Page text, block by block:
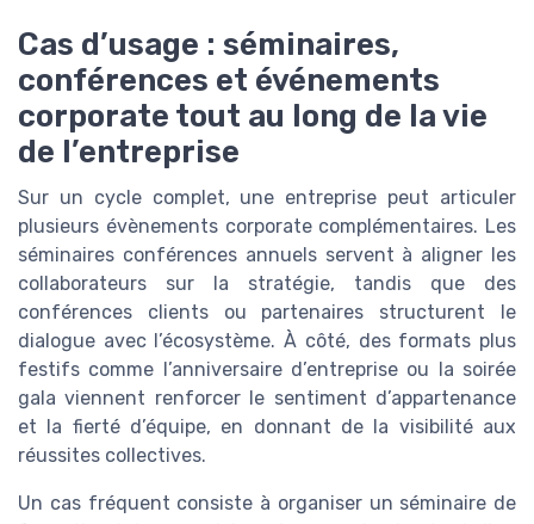
Cas d’usage : séminaires,
conférences et événements
corporate tout au long de la vie
de l’entreprise
Sur un cycle complet, une entreprise peut articuler
plusieurs évènements corporate complémentaires. Les
séminaires conférences annuels servent à aligner les
collaborateurs sur la stratégie, tandis que des
conférences clients ou partenaires structurent le
dialogue avec l’écosystème. À côté, des formats plus
festifs comme l’anniversaire d’entreprise ou la soirée
gala viennent renforcer le sentiment d’appartenance
et la fierté d’équipe, en donnant de la visibilité aux
réussites collectives.
Un cas fréquent consiste à organiser un séminaire de